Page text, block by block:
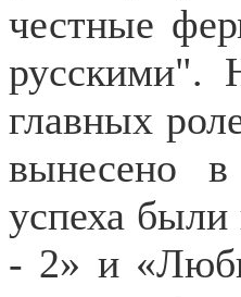
честные
русскими".
главных
вынесено в
успеха
- 2» и